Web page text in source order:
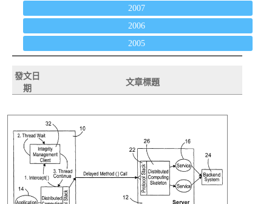
2007
2006
2005
發文日
期
文章標題